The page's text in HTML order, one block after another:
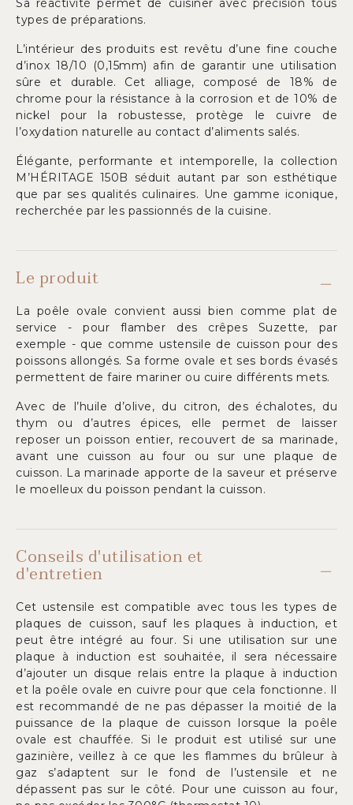
Sa réactivité permet de cuisiner avec précision tous
types de préparations.
L’intérieur des produits est revêtu d’une fine couche
d’inox 18/10 (0,15mm) afin de garantir une utilisation
sûre et durable. Cet alliage, composé de 18% de
chrome pour la résistance à la corrosion et de 10% de
nickel pour la robustesse, protège le cuivre de
l’oxydation naturelle au contact d’aliments salés.
Élégante, performante et intemporelle, la collection
M’HÉRITAGE 150B séduit autant par son esthétique
que par ses qualités culinaires. Une gamme iconique,
recherchée par les passionnés de la cuisine.
Le produit
La poêle ovale convient aussi bien comme plat de
service - pour flamber des crêpes Suzette, par
exemple - que comme ustensile de cuisson pour des
poissons allongés. Sa forme ovale et ses bords évasés
permettent de faire mariner ou cuire différents mets.
Avec de l’huile d’olive, du citron, des échalotes, du
thym ou d’autres épices, elle permet de laisser
reposer un poisson entier, recouvert de sa marinade,
avant une cuisson au four ou sur une plaque de
cuisson. La marinade apporte de la saveur et préserve
le moelleux du poisson pendant la cuisson.
Conseils d'utilisation et
d'entretien
Cet ustensile est compatible avec tous les types de
plaques de cuisson, sauf les plaques à induction, et
peut être intégré au four. Si une utilisation sur une
plaque à induction est souhaitée, il sera nécessaire
d’ajouter un disque relais entre la plaque à induction
et la poêle ovale en cuivre pour que cela fonctionne. Il
est recommandé de ne pas dépasser la moitié de la
puissance de la plaque de cuisson lorsque la poêle
ovale est chauffée. Si le produit est utilisé sur une
gazinière, veillez à ce que les flammes du brûleur à
gaz s’adaptent sur le fond de l’ustensile et ne
dépassent pas sur le côté. Pour une cuisson au four,